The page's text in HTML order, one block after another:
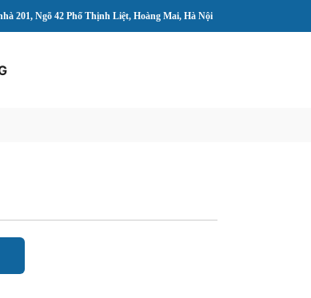
201, Ngõ 42 Phố Thịnh Liệt, Hoàng Mai, Hà Nội